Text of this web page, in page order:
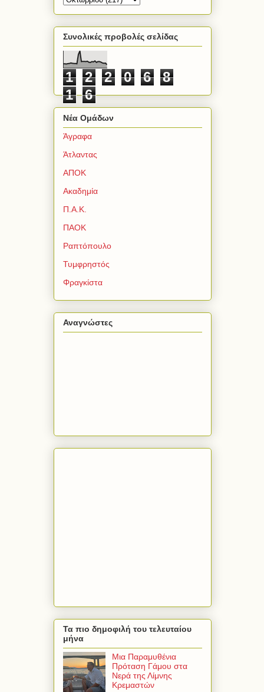
Συνολικές προβολές σελίδας
1 2 2 0 6
8
1
6
Νέα Ομάδων
Άγραφα
Άτλαντας
ΑΠΟΚ
Ακαδημία
Π.Α.Κ.
ΠΑΟΚ
Ραπτόπουλο
Τυμφρηστός
Φραγκίστα
Αναγνώστες
Τα πιο δημοφιλή του τελευταίου
μήνα
Μια Παραμυθένια
Πρόταση Γάμου στα
Νερά της Λίμνης
Κρεμαστών